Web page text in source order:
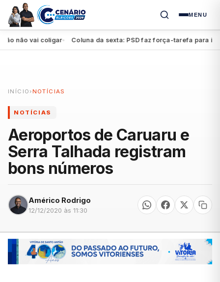
MENU
vai coligar● Coluna da sexta: PSD faz força-tarefa para
INÍCIO › NOTÍCIAS
NOTÍCIAS
Aeroportos de Caruaru e
Serra Talhada registram
bons números
Américo Rodrigo
12/12/2020 às 11:30